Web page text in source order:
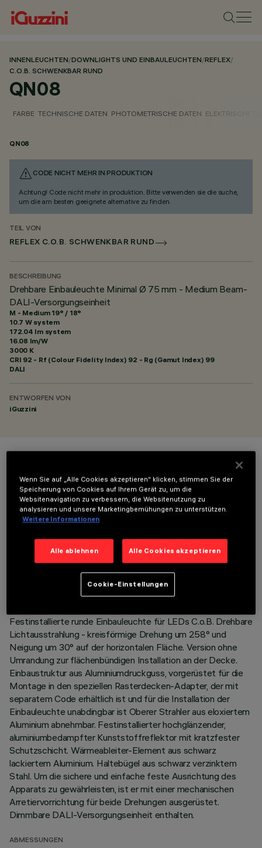
INNENLEUCHTEN/DOWNLIGHTS UND EINBAULEUCHTEN/REFLEX/
C.O.B. SCHWENKBAR RUND
QN08
FARBE TECHNISCHE DATEN PHOTOMETRISCHE DATEN ELEKTRISCHE
QN08
CODE NICHT MEHR IN PRODUKTION
Achtung! Code nicht mehr in produktion. Bitte verwenden sie die suche,
um die am besten geeignete alternative zu finden.
TEIL VON
REFLEX C.O.B. SCHWENKBAR RUND
BESCHREIBUNG
Drehbare Einbauleuchte Minimal Ø 75 mm - Medium Beam-
DALI-Versorgungseinheit
M - Medium 19° / 18°
10.7 W system
172.04 lm system
16.08 lm/W
3000 K
CRI 92 - Rf (Colour Fidelity Index) 92 - Rg (Gamut Index) 99
DALI
ENTWORFEN VON
iGuzzini
TECHNISCHE DATEN
Festinstallierte runde Einbauleuchte für LEDs C.o.B. Drehbare
Lichtausstrahlung - kreisförmige Drehung um 258° und
Neigung um 30° auf der horizontalen Fläche. Version ohne
Umrandung zur flächenbündigen Installation an der Decke.
Einbaustruktur aus Aluminiumdruckguss, vorgerüstet für die
Montage in den speziellen Rasterdecken-Adapter, der mit
separatem Code erhältlich ist und für die Installation der
Einbauleuchte unabdingbar ist Oberer Strahler aus eloxiertem
Aluminium abnehmbar. Festinstallierter hochglänzender,
aluminiumbedampfter Kunststoffreflektor mit kratzfester
Schutzschicht. Wärmeableiter-Element aus schwarz
lackiertem Aluminium. Haltebügel aus schwarz verzinktem
Stahl. Um die sichere und einfache feste Ausrichtung des
Apparats zu gewährleisten, ist er mit einer mechanischen
Arretiervorrichtung für beide Drehungen ausgerüstet.
Dimmbare DALI-Versorgungseinheit enthalten.
ABMESSUNGEN
Wenn Sie auf „Alle Cookies akzeptieren“ klicken, stimmen Sie der
Speicherung von Cookies auf Ihrem Gerät zu, um die
Websitenavigation zu verbessern, die Websitenutzung zu
analysieren und unsere Marketingbemühungen zu unterstützen.
Weitere Informationen
Alle ablehnen Alle Cookies akzeptieren
Cookie-Einstellungen